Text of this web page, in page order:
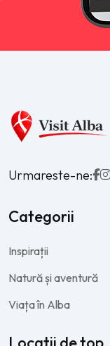
Urmareste-ne:
Categorii
Inspirații
Natură și aventură
Viața în Alba